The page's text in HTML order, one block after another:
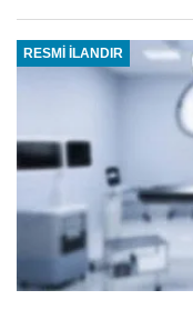
RESMİ İLANDIR